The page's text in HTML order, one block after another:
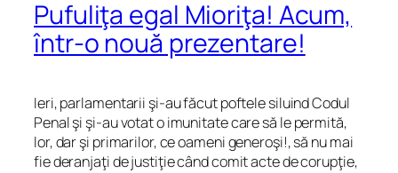
Pufuliţa egal Mioriţa! Acum,
într-o nouă prezentare!
Ieri, parlamentarii şi-au făcut poftele siluind Codul
Penal şi şi-au votat o imunitate care să le permită,
lor, dar şi primarilor, ce oameni generoşi!, să nu mai
fie deranjaţi de justiţie când comit acte de corupţie,